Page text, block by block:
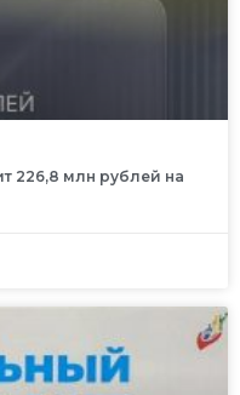
226,8 млн рублей на